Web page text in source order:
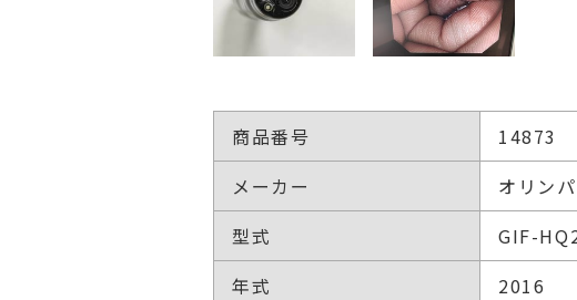
商品番号
14873
メーカー
オリン
型式
GIF-
年式
2016